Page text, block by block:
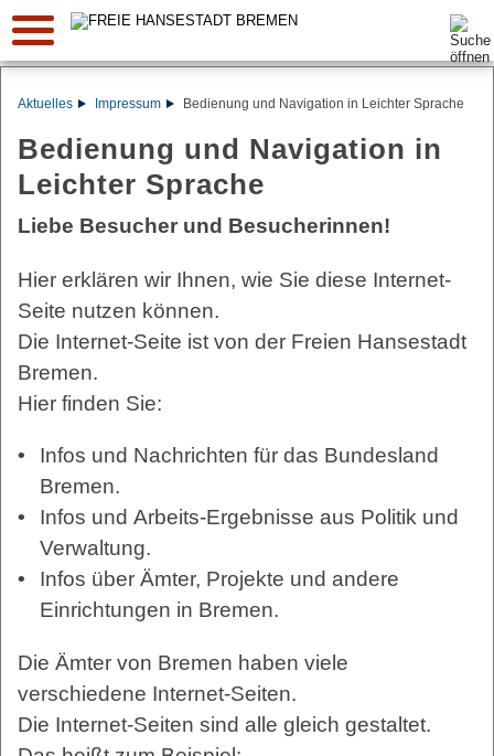
Suche:
Aktuelles Impressum Bedienung und Navigation in Leichter Sprache
Bedienung und Navigation in
Leichter Sprache
Liebe Besucher und Besucherinnen!
Hier erklären wir Ihnen, wie Sie diese Internet-
Seite nutzen können.
Die Internet-Seite ist von der Freien Hansestadt
Bremen.
Hier finden Sie:
Infos und Nachrichten für das Bundesland
Bremen.
Infos und Arbeits-Ergebnisse aus Politik und
Verwaltung.
Infos über Ämter, Projekte und andere
Einrichtungen in Bremen.
Die Ämter von Bremen haben viele
verschiedene Internet-Seiten.
Die Internet-Seiten sind alle gleich gestaltet.